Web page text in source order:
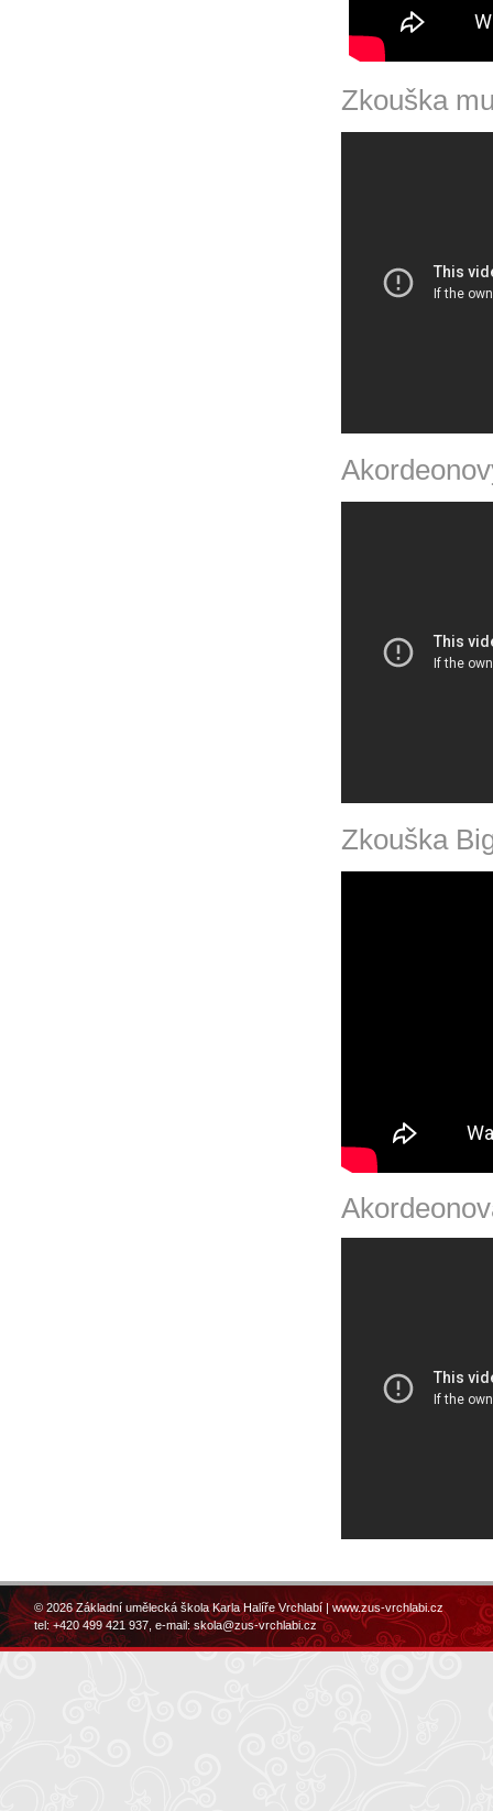
Zkouška
Zkouška
© 2026 Základní umělecká škola Karla Halíře Vrchlabí |www.zus-vrchlabi.cz
tel: +420 499 421 937, e-mail:skola@zus-vrchlabi.cz